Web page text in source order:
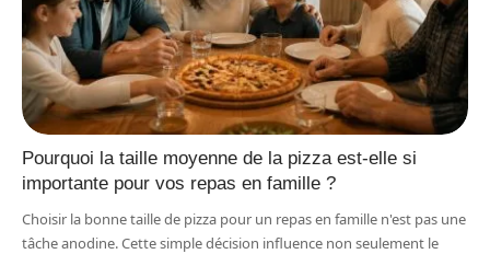
Pourquoi la taille moyenne de la pizza est-elle si
importante pour vos repas en famille ?
Choisir la bonne taille de pizza pour un repas en famille n'est pas une
tâche anodine. Cette simple décision influence non seulement le